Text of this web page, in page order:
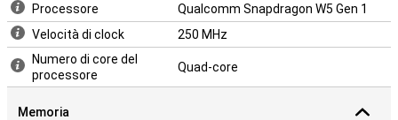
Processore
Qualcomm Snapdragon W5 Gen 1
Velocità di clock
250 MHz
Numero di core del
processore
Quad-core
Memoria